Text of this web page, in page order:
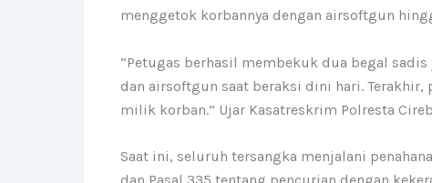
menggetok korbannya dengan airsoftgun
“Petugas berhasil membekuk dua begal
dan airsoftgun saat beraksi dini hari.
milik korban.” Ujar Kasatreskrim Polresta
Saat ini, seluruh tersangka menjalani